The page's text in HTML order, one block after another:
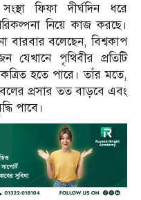
ফিফা দীর্ঘদিন ধরে
নিয়ে কাজ করছে।
বারবার বলেছেন, বিশ্বকাপ
পৃথিবীর প্রতিটি
হতে পারে। তাঁর মতে,
প্রসার তত বাড়বে এবং
পাবে।